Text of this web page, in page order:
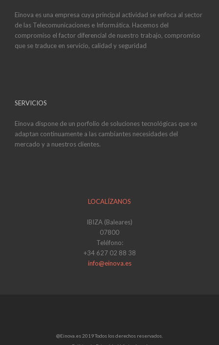
Einova es una empresa cuya principal actividad se enfoca al sector
de las Telecomunicaciones e Informática. Hacemos del
compromiso el factor diferencial de nuestro trabajo, compromiso
que se traduce en servicio, calidad y seguridad
SERVICIOS
Einova dispone de un porfolio de soluciones tecnológicas que se
adaptan continuamente a las cambiantes necesidades del
mercado y a nuestros clientes.
LOCALÍZANOS
IBIZA (Baleares)
07800
Teléfono:
+34 627 02 88 38
info@einova.es
@Einova.es 2019 Todos los derechos reservados.